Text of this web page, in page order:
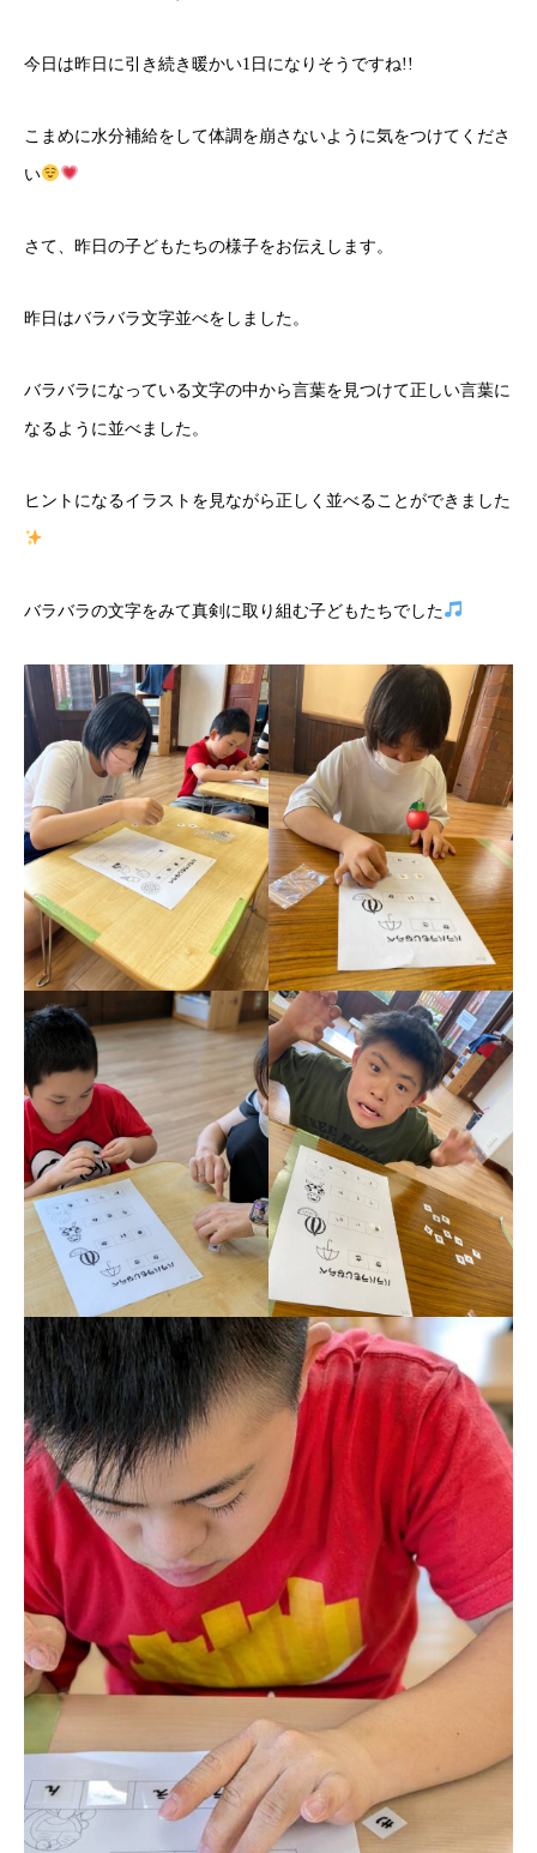
今日は昨日に引き続き暖かい1日になりそうですね!!
こまめに水分補給をして体調を崩さないように気をつけてくださ
い
さて、昨日の子どもたちの様子をお伝えします。
昨日はバラバラ文字並べをしました。
バラバラになっている文字の中から言葉を見つけて正しい言葉に
なるように並べました。
ヒントになるイラストを見ながら正しく並べることができました
バラバラの文字をみて真剣に取り組む子どもたちでした